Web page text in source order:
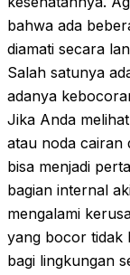
bahwa ada
diamati secara
Salah satunya
adanya
Jika Anda
atau noda cairan
bisa menjadi
bagian internal
mengalami
yang bocor tidak
bagi lingkungan